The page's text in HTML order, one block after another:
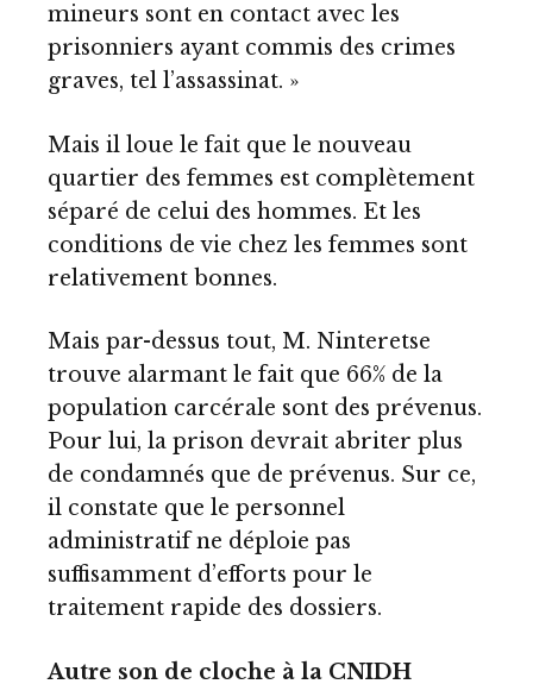
mineurs sont en contact avec les
prisonniers ayant commis des crimes
graves, tel l’assassinat. »
Mais il loue le fait que le nouveau
quartier des femmes est complètement
séparé de celui des hommes. Et les
conditions de vie chez les femmes sont
relativement bonnes.
Mais par-dessus tout, M. Ninteretse
trouve alarmant le fait que 66% de la
population carcérale sont des prévenus.
Pour lui, la prison devrait abriter plus
de condamnés que de prévenus. Sur ce,
il constate que le personnel
administratif ne déploie pas
suffisamment d’efforts pour le
traitement rapide des dossiers.
Autre son de cloche à la CNIDH